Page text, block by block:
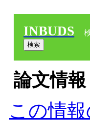
INBUDS
論文情報
この情